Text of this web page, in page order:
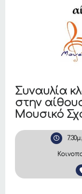
Συναυλία
στην
Μουσικό